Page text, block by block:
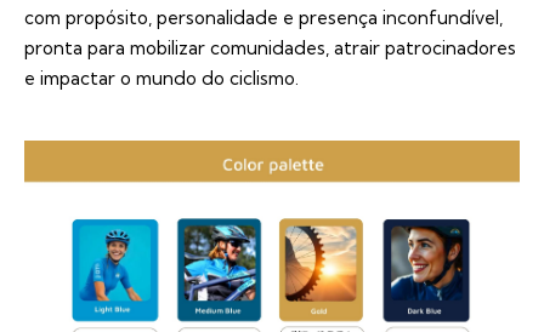
com propósito, personalidade e presença inconfundível,
pronta para mobilizar comunidades, atrair patrocinadores
e impactar o mundo do ciclismo.